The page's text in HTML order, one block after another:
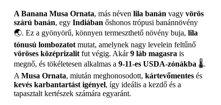
A Banana Musa Ornata, más néven lila banán vagy vörös
szárú banán, egy Indiában őshonos trópusi banánnövény
🌏. Ez a gyönyörű, könnyen termeszthető növény buja, lila
tónusú lombozatot mutat, amelynek nagy levelein feltűnő
vöröses középrizalit fut végig. Akár9 láb magasra is
megnő, és tökéletesen alkalmas a 9-11-es USDA-zónákba 🌡️.
A Musa Ornata, miután meghonosodott, kártevőmentes és
kevés karbantartást igényel, így ideális a kezdő és a
tapasztalt kertészek számára egyaránt.